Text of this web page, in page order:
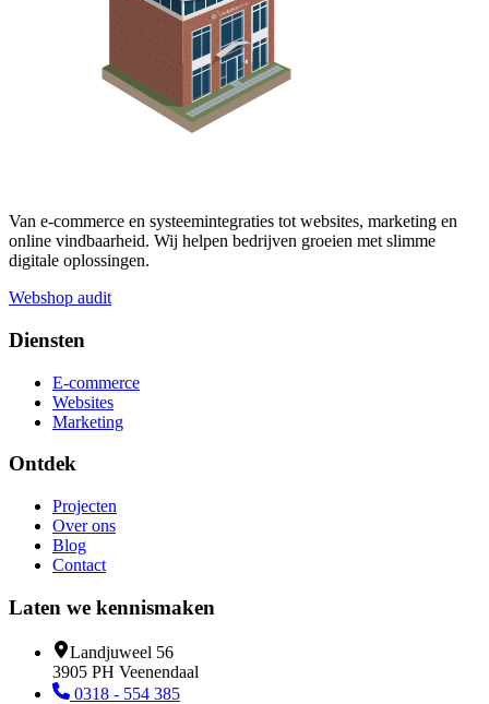
Van e-commerce en systeemintegraties tot websites, marketing en
online vindbaarheid. Wij helpen bedrijven groeien met slimme
digitale oplossingen.
Webshop audit
Diensten
E-commerce
Websites
Marketing
Ontdek
Projecten
Over ons
Blog
Contact
Laten we kennismaken
Landjuweel 56
3905 PH Veenendaal
0318 - 554 385